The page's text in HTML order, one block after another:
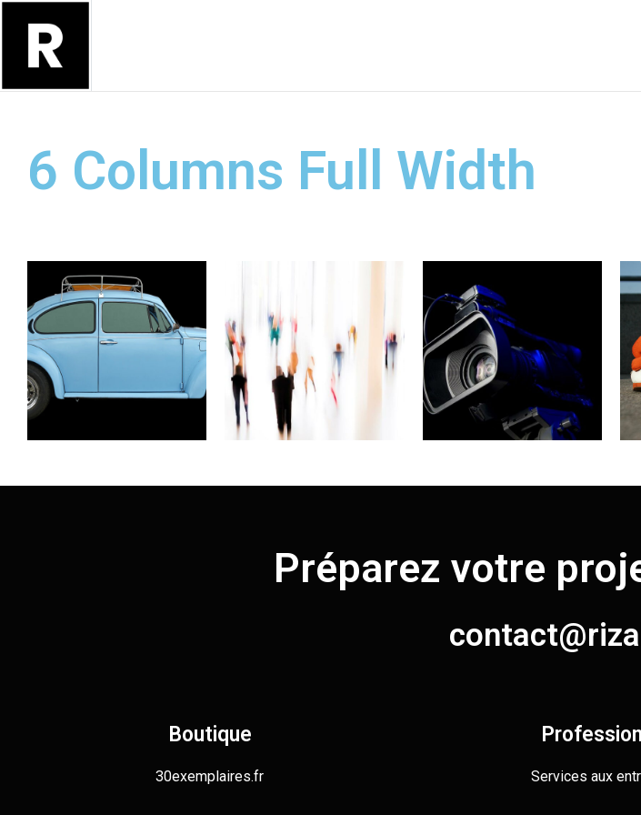
6 Columns Full Width
Préparez votre
Boutique
30exemplaires.fr Services aux